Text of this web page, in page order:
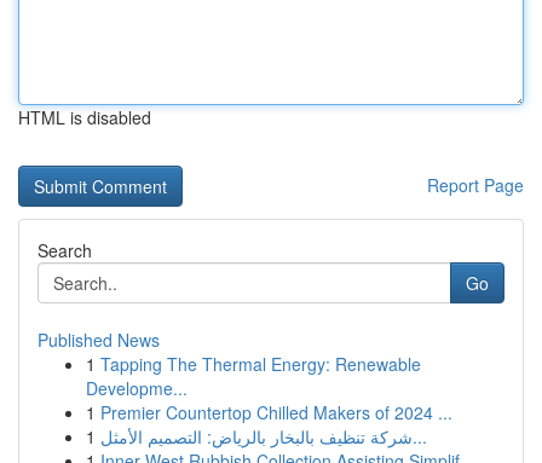
HTML is disabled
Report Page
Search
Go
Published News
1 Tapping The Thermal Energy: Renewable
Developme...
1 Premier Countertop Chilled Makers of 2024 ...
1
شركة تنظيف بالبخار بالرياض: التصميم الأمثل...